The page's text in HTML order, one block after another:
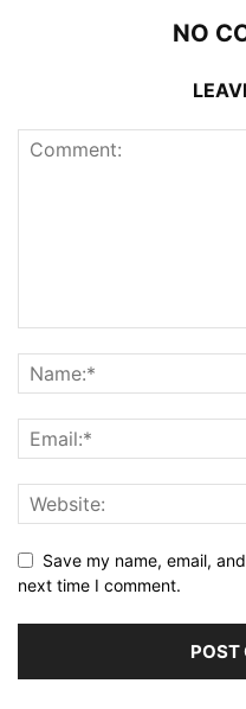
NO
Save my name, email,
next time I comment.